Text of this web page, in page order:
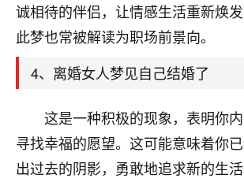
诚相待的伴侣，让情感生活重新焕发
此梦也常被解读为职场前景向。
4、离婚女人梦见自己结婚了
这是一种积极的现象，表明你
寻找幸福的愿望。这可能意味着你
出过去的阴影，勇敢地追求新的生
我女儿高二叛逆，大半年不上学，
的，把我们两口子愁的不行，朋友
师，一开始我是病急乱投医，这半
做完，我女儿跟变了个人一样，不
大学，只要能安安稳稳的把书读了
鹿森：可怜天下父母心啊！
3小时前 来自河北